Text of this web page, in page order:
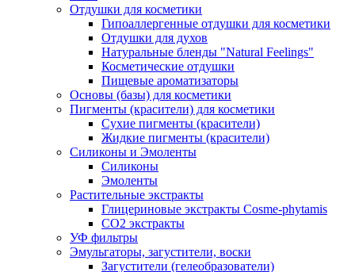
Отдушки для косметики
Гипоаллергенные отдушки для косметики
Отдушки для духов
Натуральные бленды "Natural Feelings"
Косметические отдушки
Пищевые ароматизаторы
Основы (базы) для косметики
Пигменты (красители) для косметики
Сухие пигменты (красители)
Жидкие пигменты (красители)
Силиконы и Эмоленты
Силиконы
Эмоленты
Растительные экстракты
Глицериновые экстракты Cosme-phytamis
СО2 экстракты
УФ фильтры
Эмульгаторы, загустители, воски
Загустители (гелеобразователи)